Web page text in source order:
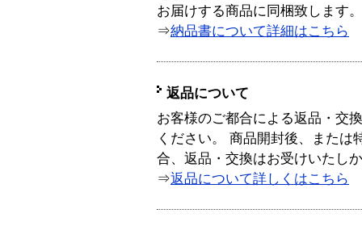
お届けする商品に同梱致します。
⇒納品書について詳細はこちら
返品について
お客様のご都合による返品・交
ください。 商品開封後、または
合、返品・交換はお受けいたし
⇒返品について詳しくはこちら